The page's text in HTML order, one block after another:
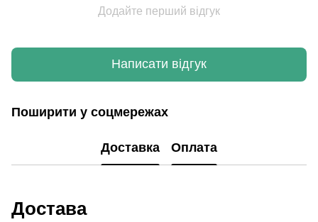
Додайте перший відгук
Написати відгук
Поширити у соцмережах
Доставка Оплата
Достава